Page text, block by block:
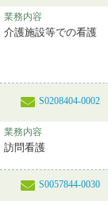
業務内容
介護施設等での看護
S0208404-0002
業務内容
訪問看護
S0057844-0030